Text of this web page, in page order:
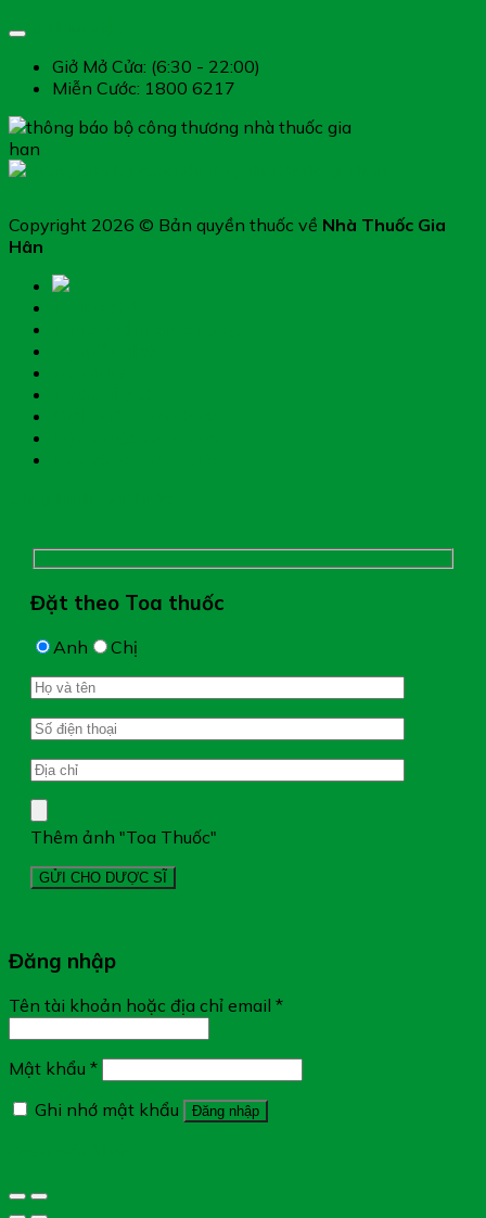
Giở Mở Cửa: (6:30 - 22:00)
Miễn Cước: 1800 6217
Copyright 2026 © Bản quyền thuốc về Nhà Thuốc Gia
Hân
Đặt theo Toa thuốc
Anh Chị
Thêm ảnh "Toa Thuốc"
Đăng nhập
Tên tài khoản hoặc địa chỉ email *
Mật khẩu *
Ghi nhớ mật khẩu
Đăng nhập